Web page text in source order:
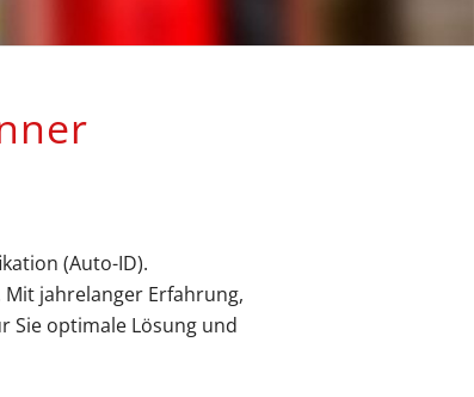
(Auto-ID).
jahrelanger Erfahrung,
Sie optimale Lösung und